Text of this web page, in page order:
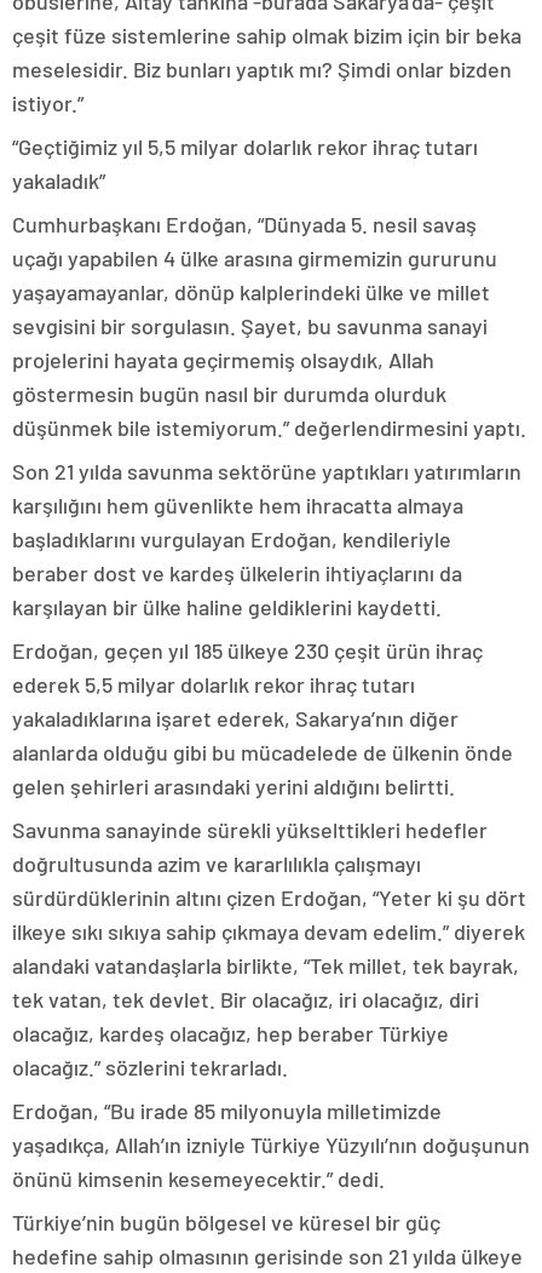
çeşit füze sistemlerine sahip olmak bizim için bir beka
meselesidir. Biz bunları yaptık mı? Şimdi onlar bizden
istiyor.”
“Geçtiğimiz yıl 5,5 milyar dolarlık rekor ihraç tutarı
yakaladık”
Cumhurbaşkanı Erdoğan, “Dünyada 5. nesil savaş
uçağı yapabilen 4 ülke arasına girmemizin gururunu
yaşayamayanlar, dönüp kalplerindeki ülke ve millet
sevgisini bir sorgulasın. Şayet, bu savunma sanayi
projelerini hayata geçirmemiş olsaydık, Allah
göstermesin bugün nasıl bir durumda olurduk
düşünmek bile istemiyorum.” değerlendirmesini yaptı.
Son 21 yılda savunma sektörüne yaptıkları yatırımların
karşılığını hem güvenlikte hem ihracatta almaya
başladıklarını vurgulayan Erdoğan, kendileriyle
beraber dost ve kardeş ülkelerin ihtiyaçlarını da
karşılayan bir ülke haline geldiklerini kaydetti.
Erdoğan, geçen yıl 185 ülkeye 230 çeşit ürün ihraç
ederek 5,5 milyar dolarlık rekor ihraç tutarı
yakaladıklarına işaret ederek, Sakarya’nın diğer
alanlarda olduğu gibi bu mücadelede de ülkenin önde
gelen şehirleri arasındaki yerini aldığını belirtti.
Savunma sanayinde sürekli yükselttikleri hedefler
doğrultusunda azim ve kararlılıkla çalışmayı
sürdürdüklerinin altını çizen Erdoğan, “Yeter ki şu dört
ilkeye sıkı sıkıya sahip çıkmaya devam edelim.” diyerek
alandaki vatandaşlarla birlikte, “Tek millet, tek bayrak,
tek vatan, tek devlet. Bir olacağız, iri olacağız, diri
olacağız, kardeş olacağız, hep beraber Türkiye
olacağız.” sözlerini tekrarladı.
Erdoğan, “Bu irade 85 milyonuyla milletimizde
yaşadıkça, Allah’ın izniyle Türkiye Yüzyılı’nın doğuşunun
önünü kimsenin kesemeyecektir.” dedi.
Türkiye’nin bugün bölgesel ve küresel bir güç
hedefine sahip olmasının gerisinde son 21 yılda ülkeye